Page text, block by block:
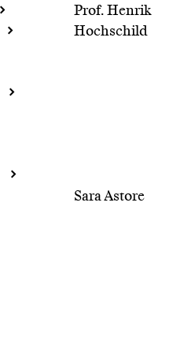
Prof. Henrik
Hochschild
Sara Astore